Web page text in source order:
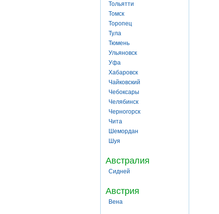
Тольятти
Томск
Торопец
Тула
Тюмень
Ульяновск
Уфа
Хабаровск
Чайковский
Чебоксары
Челябинск
Черногорск
Чита
Шемордан
Шуя
Австралия
Сидней
Австрия
Вена